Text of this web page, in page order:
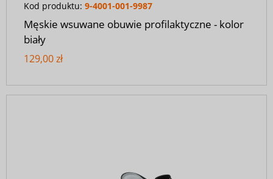
Kod produktu: 9-4001-001-9987
Męskie wsuwane obuwie profilaktyczne - kolor
biały
129,00 zł